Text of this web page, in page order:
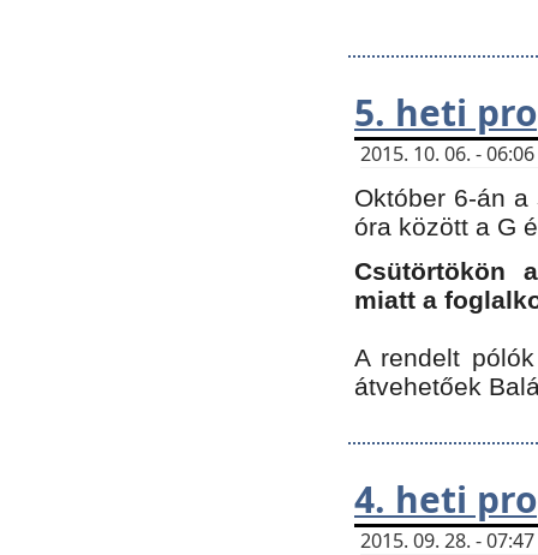
5. heti
2015. 10. 06. -
Október 6-án
óra között a G
Csütörtökön
miatt a
A rendelt
átvehetőek
4. heti
2015. 09. 28. -